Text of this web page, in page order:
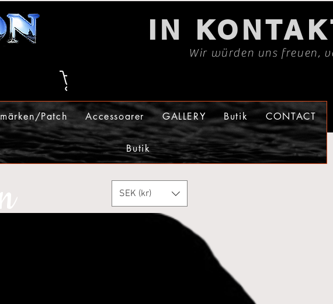
IN
Wir würden uns freuen,
Patch Accessoarer GALLERY Butik CONTACT
Butik
SEK (kr)